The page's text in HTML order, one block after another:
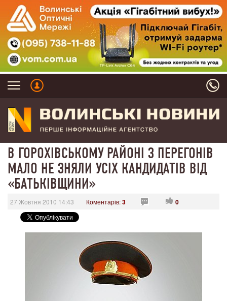
В ГОРОХІВСЬКОМУ РАЙОНІ З ПЕРЕГОНІВ
МАЛО НЕ ЗНЯЛИ УСІХ КАНДИДАТІВ ВІД
«БАТЬКІВЩИНИ»
27 Жовтня 2010 14:43 Коментарів:3 0